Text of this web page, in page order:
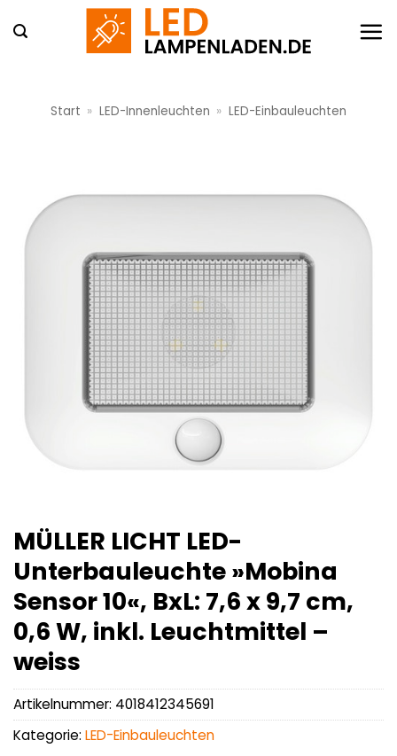
Inhalt
Start » LED-Innenleuchten » LED-Einbauleuchten
MÜLLER LICHT LED-
Unterbauleuchte »Mobina
Sensor 10«, BxL: 7,6 x 9,7 cm,
0,6 W, inkl. Leuchtmittel –
weiss
Artikelnummer: 4018412345691
Kategorie: LED-Einbauleuchten